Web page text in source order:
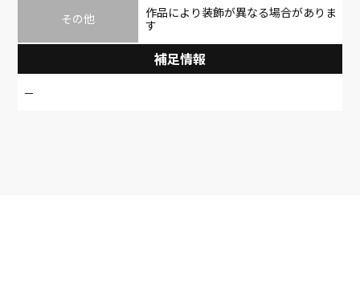
その他
作品により装飾が異なる場合がありま
す
補足情報
－